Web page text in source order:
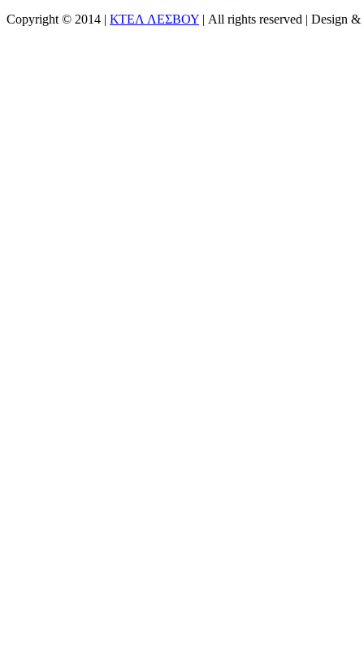
Copyright © 2014 | ΚΤΕΛ ΛΕΣΒΟΥ | All rights reserved | Design &